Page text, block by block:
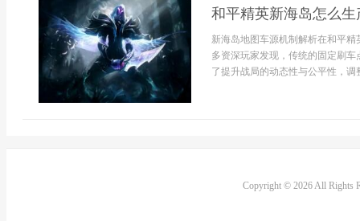
和平精英新海岛怎么
新海岛地图车源机制解析在和平
多资深玩家发现，传统的固定刷
了提升战局的动态性与公平性，调
Copyright © 2026 All Rights